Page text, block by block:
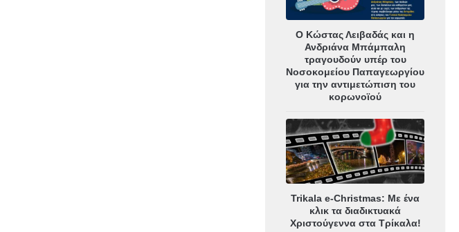
Ο Κώστας Λειβαδάς και η
Ανδριάνα Μπάμπαλη
τραγουδούν υπέρ του
Νοσοκομείου Παπαγεωργίου
για την αντιμετώπιση του
κορωνοϊού
Trikala e-Christmas: Με ένα
κλικ τα διαδικτυακά
Χριστούγεννα στα Τρίκαλα!